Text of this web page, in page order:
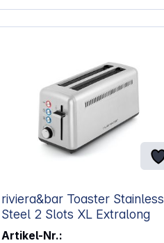
Toasten, Auftauen, Aufwärmen,
Kabelaufbewahrung Mit
abnehmbarem Brötchenaufsatz
Leistung: 1180-1400 W, 220-240 V~,
50/60 Hz Maße (B x T x H): ca. 38,7 x
15,8 x 19 cm Farbe: silber / schwarz
riviera&bar Toaster Stainless
Steel 2 Slots XL Extralong
Artikel-Nr.: